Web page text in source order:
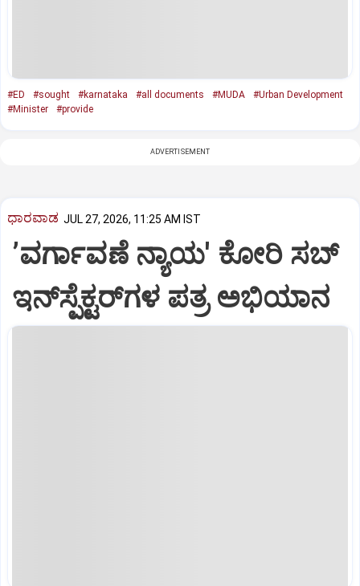
#ED #sought #karnataka #all documents #MUDA
#Urban Development
#Minister
#provide
ADVERTISEMENT
ಧಾರವಾಡ JUL 27, 2026, 11:25 AM IST
ʼವರ್ಗಾವಣೆ ನ್ಯಾಯ' ಕೋರಿ ಸಬ್‌
ಇನ್‌ಸ್ಪೆಕ್ಟರ್‌ಗಳ ಪತ್ರ ಅಭಿಯಾನ